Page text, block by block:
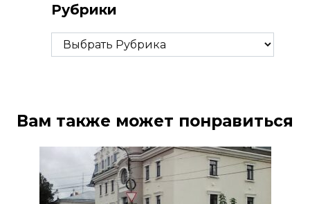
Рубрики
Рубрики
Вам также может понравиться